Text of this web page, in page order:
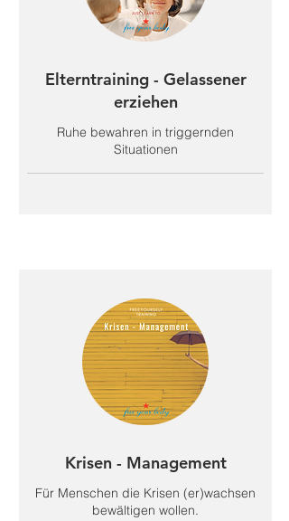
Elterntraining - Gelassener
erziehen
Ruhe bewahren in triggernden
Situationen
Krisen - Management
Für Menschen die Krisen (er)wachsen
bewältigen wollen.